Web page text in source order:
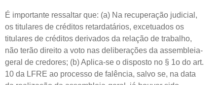
É importante ressaltar que: (a) Na recuperação judicial,
os titulares de créditos retardatários, excetuados os
titulares de créditos derivados da relação de trabalho,
não terão direito a voto nas deliberações da assembleia-
geral de credores; (b) Aplica-se o disposto no § 1o do art.
10 da LFRE ao processo de falência, salvo se, na data